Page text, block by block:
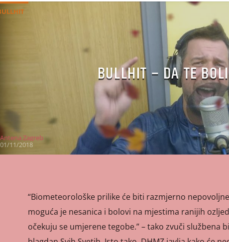
BULLHIT – DA TE
Antena Zagreb
01/11/2018
“Biometeorološke prilike će biti razmjerno
moguća je nesanica i bolovi na mjestima ranijih
očekuju se umjerene tegobe.” – tako zvuči službena